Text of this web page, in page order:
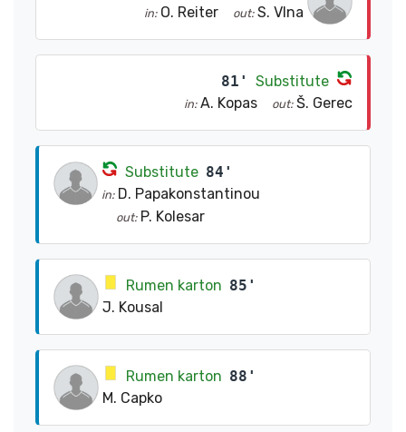
in: O. Reiter out: S. Vlna
81' Substitute
in: A. Kopas out: Š. Gerec
Substitute 84'
in: D. Papakonstantinou
out: P. Kolesar
Rumen karton 85'
J. Kousal
Rumen karton 88'
M. Capko